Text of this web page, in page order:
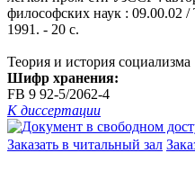
философских наук : 09.00.02
1991. - 20 с.
Теория и история социализма
Шифр хранения:
FB 9 92-5/2062-4
К диссертации
Заказать в читальный зал